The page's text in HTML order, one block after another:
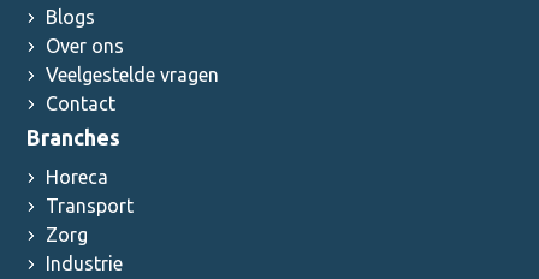
Blogs
Over ons
Veelgestelde vragen
Contact
Branches
Horeca
Transport
Zorg
Industrie